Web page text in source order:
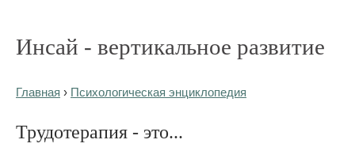
Инсай - вертикальное развитие
Главная › Психологическая энциклопедия
Трудотерапия - это...